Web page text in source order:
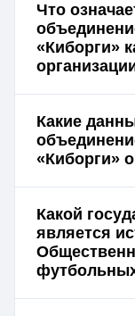
Что
«Киборги»
Какие
«Киборги»
Какой
является